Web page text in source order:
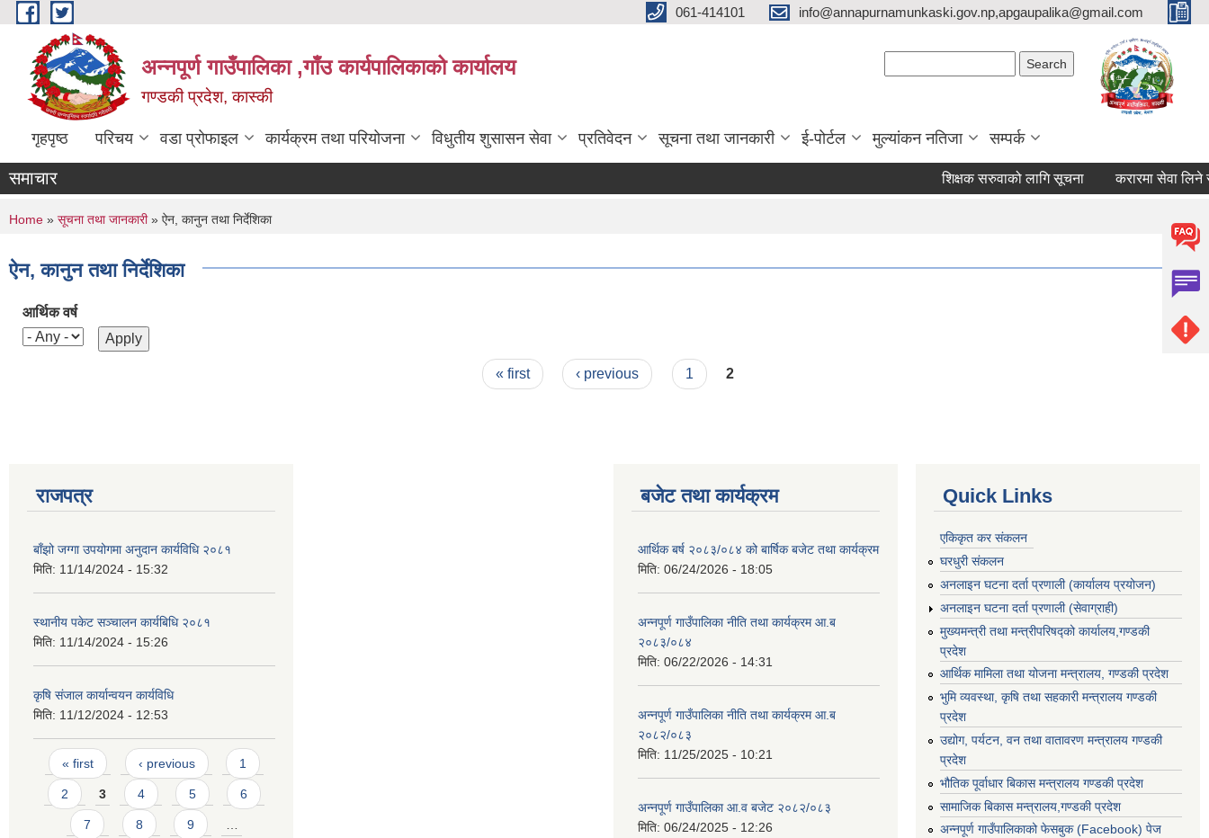
Skip to main content 061-414101 info@annapurnamunkaski.gov.np,apgaupalika@gmail.com
अन्नपूर्ण गाउँपालिका ,गाँउ कार्यपालिकाको कार्यालय
गण्डकी प्रदेश, कास्की
गृहपृष्ठ परिचय वडा प्रोफाइल कार्यक्रम तथा परियोजना विधुतीय शुसासन सेवा प्रतिवेदन सूचना तथा जानकारी ई-पोर्टल मुल्यांकन नतिजा सम्पर्क
समाचार शिक्षक सरुवाको लागि सूचना करारमा सेवा लिने
You are here
Home » सूचना तथा जानकारी» ऐन, कानुन तथा निर्देशिका
ऐन, कानुन तथा निर्देशिका
आर्थिक वर्ष
« first ‹ previous 1 2
राजपत्र
बाँझो जग्गा उपयोगमा अनुदान कार्यविधि २०८१
मिति: 11/14/2024 - 15:32
स्थानीय पकेट सञ्चालन कार्यबिधि २०८१
मिति: 11/14/2024 - 15:26
कृषि संजाल कार्यान्वयन कार्यविधि
मिति: 11/12/2024 - 12:53
Pages
« first ‹ previous 1
2 3 4 5 6
7 8 9
बजेट तथा कार्यक्रम
आर्थिक बर्ष २०८३/०८४ को बार्षिक बजेट तथा कार्यक्रम
मिति: 06/24/2026 - 18:05
अन्नपूर्ण गाउँपालिका नीति तथा कार्यक्रम आ.ब
२०८३/०८४
मिति: 06/22/2026 - 14:31
अन्नपूर्ण गाउँपालिका नीति तथा कार्यक्रम आ.ब
२०८२/०८३
मिति: 11/25/2025 - 10:21
अन्नपूर्ण गाउँपालिका आ.व बजेट २०८२/०८३
मिति: 06/24/2025 - 12:26
Quick Links
एकिकृत कर संकलन
घरधुरी संकलन
अनलाइन घटना दर्ता प्रणाली (कार्यालय प्रयोजन)
अनलाइन घटना दर्ता प्रणाली (सेवाग्राही)
मुख्यमन्त्री तथा मन्त्रीपरिषद्को कार्यालय,गण्डकी
प्रदेश
आर्थिक मामिला तथा योजना मन्त्रालय, गण्डकी प्रदेश
भुमि व्यवस्था, कृषि तथा सहकारी मन्त्रालय गण्डकी
प्रदेश
उद्योग, पर्यटन, वन तथा वातावरण मन्त्रालय गण्डकी
प्रदेश
भौतिक पूर्वाधार बिकास मन्त्रालय गण्डकी प्रदेश
सामाजिक बिकास मन्त्रालय,गण्डकी प्रदेश
अन्नपूर्ण गाउँपालिकाको फेसबुक (Facebook) पेज